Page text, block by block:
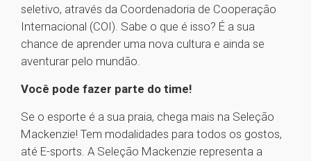
seletivo, através da Coordenadoria de Cooperação
Internacional (COI). Sabe o que é isso? É a sua
chance de aprender uma nova cultura e ainda se
aventurar pelo mundão.
Você pode fazer parte do time!
Se o esporte é a sua praia, chega mais na Seleção
Mackenzie! Tem modalidades para todos os gostos,
até E-sports. A Seleção Mackenzie representa a